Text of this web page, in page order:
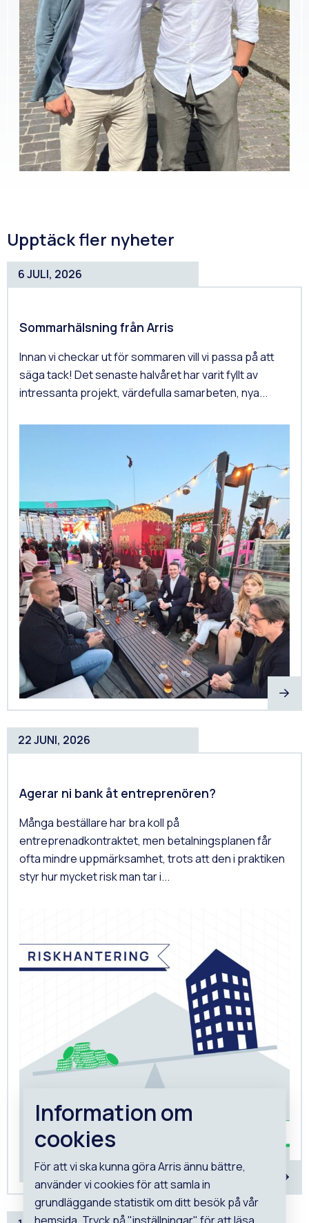
Upptäck fler nyheter
6 JULI, 2026
Sommarhälsning från Arris
Innan vi checkar ut för sommaren vill vi passa på att
säga tack! Det senaste halvåret har varit fyllt av
intressanta projekt, värdefulla samarbeten, nya...
22 JUNI, 2026
Agerar ni bank åt entreprenören?
Många beställare har bra koll på
entreprenadkontraktet, men betalningsplanen får
ofta mindre uppmärksamhet, trots att den i praktiken
styr hur mycket risk man tar i...
Information om
cookies
För att vi ska kunna göra Arris ännu bättre,
använder vi cookies för att samla in
grundläggande statistik om ditt besök på vår
hemsida. Tryck på "inställningar" för att läsa